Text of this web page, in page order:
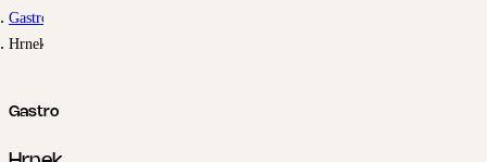
Gastro
Hrnek Light Roast Coffee XXL
Gastro